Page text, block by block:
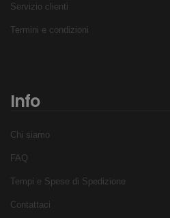
Servizio clienti
Termini e condizioni
Info
Chi siamo
FAQ
Tempi e Spese di Spedizione
Contattaci